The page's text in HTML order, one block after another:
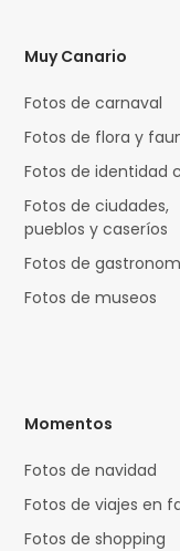
Muy Canario
Fotos de carnaval
Fotos de flora y
Fotos de identidad
Fotos de ciudades,
pueblos y caseríos
Fotos de
Fotos de museos
Momentos
Fotos de navidad
Fotos de viajes en
Fotos de shopping